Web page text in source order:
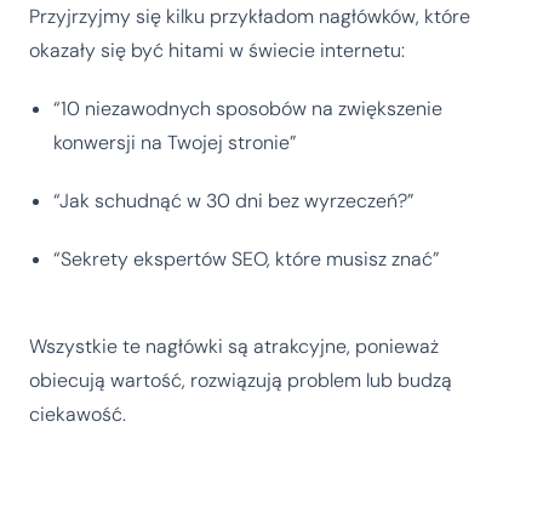
Przyjrzyjmy się kilku przykładom nagłówków, które
okazały się być hitami w świecie internetu:
“10 niezawodnych sposobów na zwiększenie
konwersji na Twojej stronie”
“Jak schudnąć w 30 dni bez wyrzeczeń?”
“Sekrety ekspertów SEO, które musisz znać”
Wszystkie te nagłówki są atrakcyjne, ponieważ
obiecują wartość, rozwiązują problem lub budzą
ciekawość.